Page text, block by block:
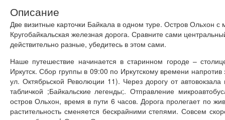
Описание
Две визитные карточки Байкала в одном туре. Остров Ольхон
Кругобайкальская железная дорога. Сравните сами
действительно разные, убедитесь в этом сами.
Наше путешествие начинается в старинном городе –
Иркутск. Сбор группы в 09:00 по Иркутскому времени напротив
ул. Октябрьской Революции 11). Через дорогу от автовокзала
табличкой ;Байкальские легенды;. Отправление
остров Ольхон, время в пути 6 часов. Дорога пролегает по
растительность сменяется бескрайними степями. Совсем